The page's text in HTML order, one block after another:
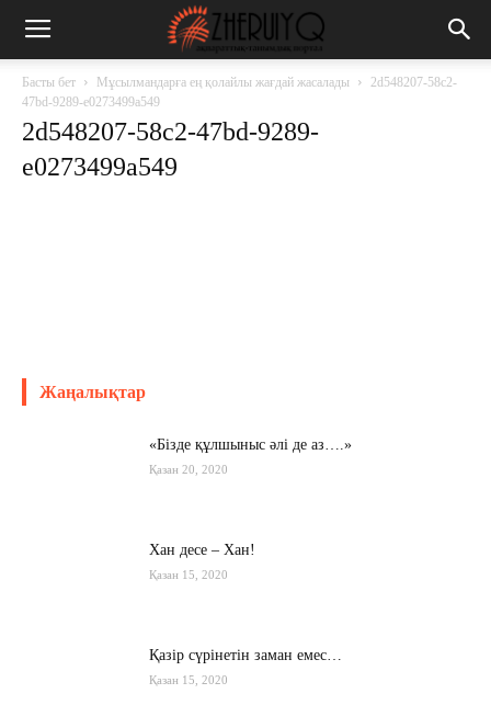
Басты бет Мұсылмандарға ең қолайлы жағдай жасалады
2d548207-58c2-
47bd-9289-e0273499a549
2d548207-58c2-47bd-9289-
e0273499a549
Жаңалықтар
«Бізде құлшыныс әлі де аз….»
Қазан 20, 2020
Хан десе – Хан!
Қазан 15, 2020
Қазір сүрінетін заман емес…
Қазан 15, 2020